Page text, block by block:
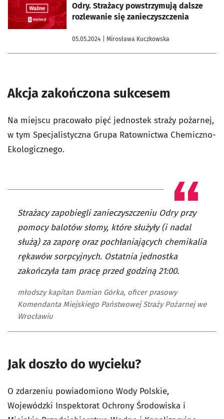
Odry. Strażacy powstrzymują dalsze
rozlewanie się zanieczyszczenia
05.05.2024 | Mirosława Kuczkowska
Akcja zakończona sukcesem
Na miejscu pracowało pięć jednostek straży pożarnej,
w tym Specjalistyczna Grupa Ratownictwa Chemiczno-
Ekologicznego.
Strażacy zapobiegli zanieczyszczeniu Odry przy
pomocy balotów słomy, które służyły (i nadal
służą) za zaporę oraz pochłaniających chemikalia
rękawów sorpcyjnych. Ostatnia jednostka
zakończyła tam pracę przed godziną 21:00.
młodszy kapitan Damian Górka, oficer prasowy
Komendanta Miejskiego Państwowej Straży Pożarnej we
Wrocławiu
Jak doszło do wycieku?
O zdarzeniu powiadomiono Wody Polskie,
Wojewódzki Inspektorat Ochrony Środowiska i